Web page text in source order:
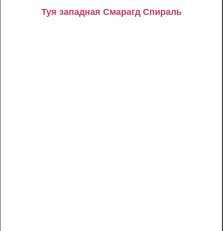
Туя западная Смарагд Спираль